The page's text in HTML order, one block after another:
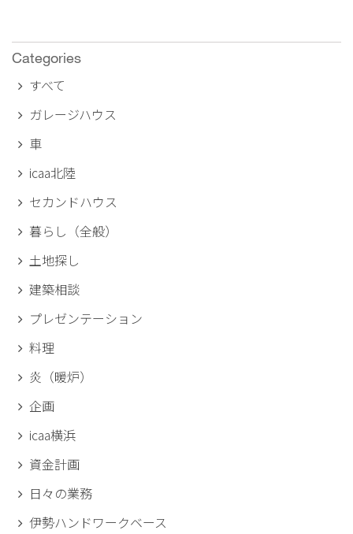
Categories
すべて
ガレージハウス
車
icaa北陸
セカンドハウス
暮らし（全般）
土地探し
建築相談
プレゼンテーション
料理
炎（暖炉）
企画
icaa横浜
資金計画
日々の業務
伊勢ハンドワークベース